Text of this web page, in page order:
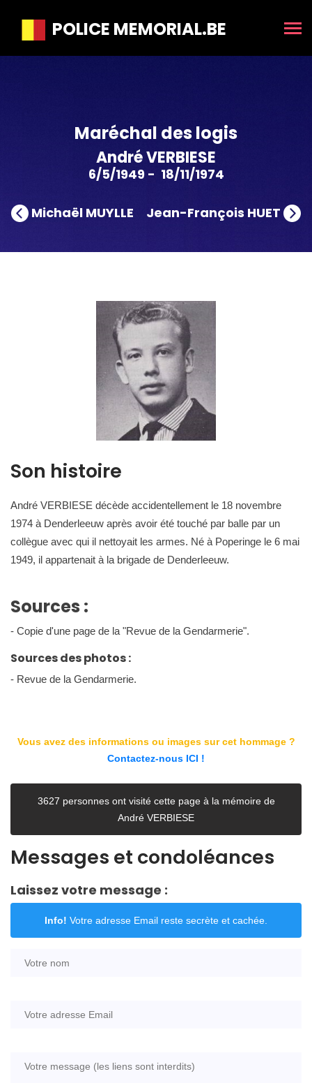
POLICE MEMORIAL.BE
Maréchal des logis
André VERBIESE
6/5/1949 - 18/11/1974
Michaël MUYLLE Jean-François HUET
Son histoire
André VERBIESE décède accidentellement le 18 novembre
1974 à Denderleeuw après avoir été touché par balle par un
collègue avec qui il nettoyait les armes. Né à Poperinge le 6 mai
1949, il appartenait à la brigade de Denderleeuw.
Sources :
- Copie d'une page de la "Revue de la Gendarmerie".
Sources des photos :
- Revue de la Gendarmerie.
Vous avez des informations ou images sur cet hommage ?
Contactez-nous ICI !
3627 personnes ont visité cette page à la mémoire de
André VERBIESE
Messages et condoléances
Laissez votre message :
Info! Votre adresse Email reste secrète et cachée.